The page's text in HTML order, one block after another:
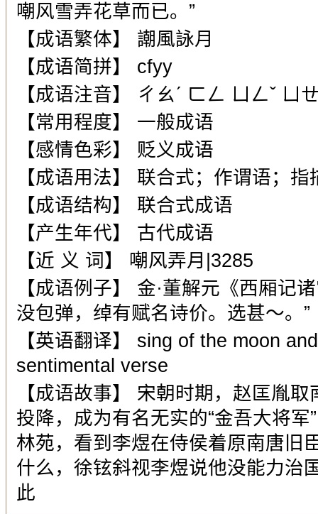
嘲风雪弄花草而已。”
【成语繁体】 謿風詠月
【成语简拼】 cfyy
【成语注音】 ㄔㄠˊ ㄈㄥ ㄩㄥˇ ㄩ
【常用程度】 一般成语
【感情色彩】 贬义成语
【成语用法】 联合式；作谓语；
【成语结构】 联合式成语
【产生年代】 古代成语
【近 义 词】 嘲风弄月|3285
【成语例子】 金·董解元《西厢记
没包弹，绰有赋名诗价。选甚～。”
【英语翻译】 sing of the moon
sentimental verse
【成语故事】 宋朝时期，赵匡胤
投降，成为有名无实的“金吾大将
林苑，看到李煜在侍侯着原南唐旧
什么，徐铉斜视李煜说他没能力治
此